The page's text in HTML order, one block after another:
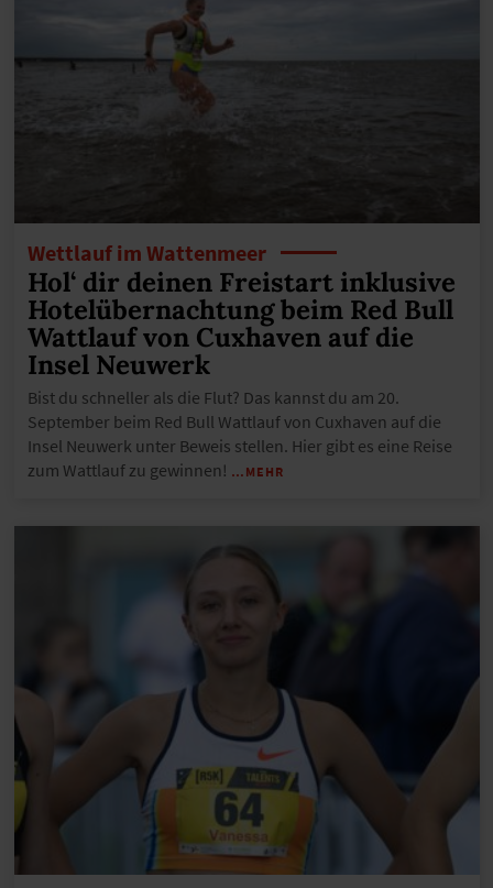
Wettlauf im Wattenmeer
Hol‘ dir deinen Freistart inklusive
Hotelübernachtung beim Red Bull
Wattlauf von Cuxhaven auf die
Insel Neuwerk
Bist du schneller als die Flut? Das kannst du am 20.
September beim Red Bull Wattlauf von Cuxhaven auf die
Insel Neuwerk unter Beweis stellen. Hier gibt es eine Reise
zum Wattlauf zu gewinnen! …MEHR